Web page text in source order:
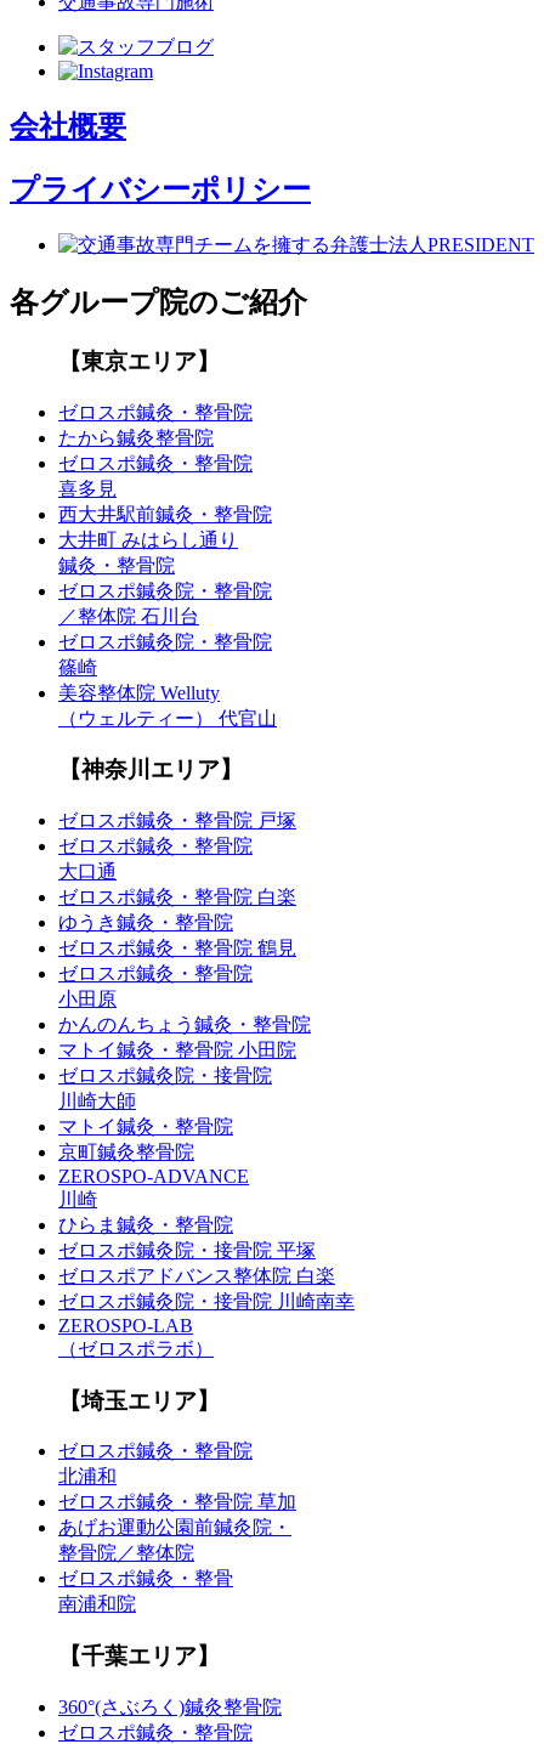
会社概要
プライバシーポリシー
各グループ院のご紹介
【東京エリア】
ゼロスポ鍼灸・整骨院
たから鍼灸整骨院
ゼロスポ鍼灸・整骨院
喜多見
西大井駅前鍼灸・整骨院
大井町 みはらし通り
鍼灸・整骨院
ゼロスポ鍼灸院・整骨院
／整体院 石川台
ゼロスポ鍼灸院・整骨院
篠崎
美容整体院 Welluty
（ウェルティー） 代官山
【神奈川エリア】
ゼロスポ鍼灸・整骨院 戸塚
ゼロスポ鍼灸・整骨院
大口通
ゼロスポ鍼灸・整骨院 白楽
ゆうき鍼灸・整骨院
ゼロスポ鍼灸・整骨院 鶴見
ゼロスポ鍼灸・整骨院
小田原
かんのんちょう鍼灸・整骨院
マトイ鍼灸・整骨院 小田院
ゼロスポ鍼灸院・接骨院
川崎大師
マトイ鍼灸・整骨院
京町鍼灸整骨院
ZEROSPO-ADVANCE
川崎
ひらま鍼灸・整骨院
ゼロスポ鍼灸院・接骨院 平塚
ゼロスポアドバンス整体院 白楽
ゼロスポ鍼灸院・接骨院 川崎南幸
ZEROSPO-LAB
（ゼロスポラボ）
【埼玉エリア】
ゼロスポ鍼灸・整骨院
北浦和
ゼロスポ鍼灸・整骨院 草加
あげお運動公園前鍼灸院・
整骨院／整体院
ゼロスポ鍼灸・整骨
南浦和院
【千葉エリア】
360°(さぶろく)鍼灸整骨院
ゼロスポ鍼灸・整骨院